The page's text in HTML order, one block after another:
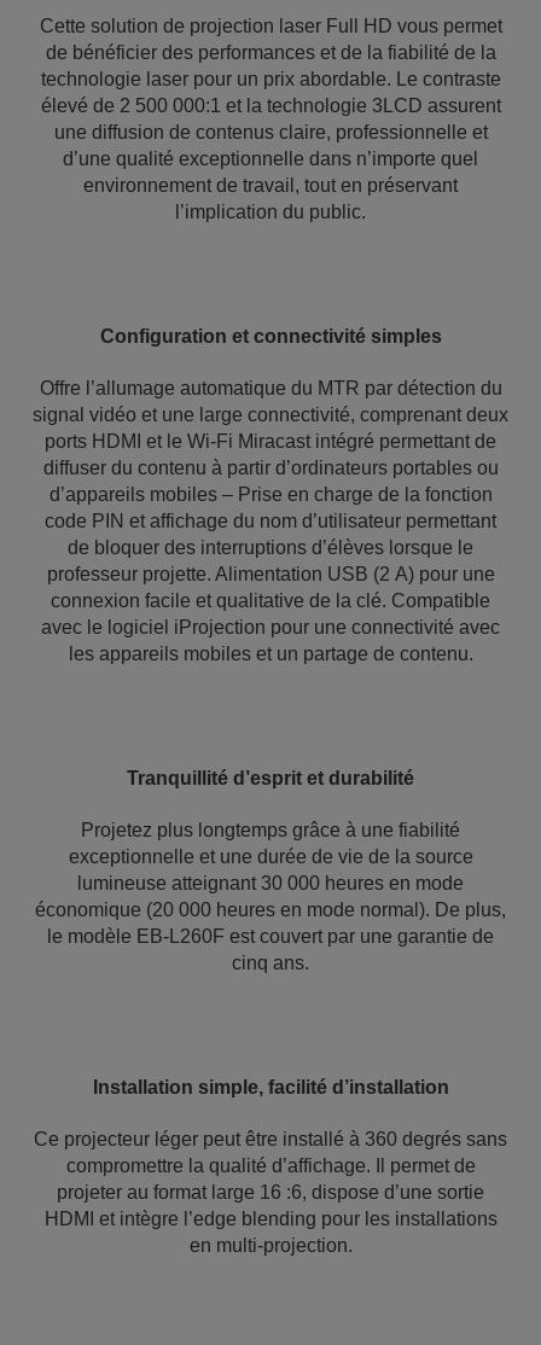
Cette solution de projection laser Full HD vous permet
de bénéficier des performances et de la fiabilité de la
technologie laser pour un prix abordable. Le contraste
élevé de 2 500 000:1 et la technologie 3LCD assurent
une diffusion de contenus claire, professionnelle et
d’une qualité exceptionnelle dans n’importe quel
environnement de travail, tout en préservant
l’implication du public.
Configuration et connectivité simples
Offre l’allumage automatique du MTR par détection du
signal vidéo et une large connectivité, comprenant deux
ports HDMI et le Wi-Fi Miracast intégré permettant de
diffuser du contenu à partir d’ordinateurs portables ou
d’appareils mobiles – Prise en charge de la fonction
code PIN et affichage du nom d’utilisateur permettant
de bloquer des interruptions d’élèves lorsque le
professeur projette. Alimentation USB (2 A) pour une
connexion facile et qualitative de la clé. Compatible
avec le logiciel iProjection pour une connectivité avec
les appareils mobiles et un partage de contenu.
Tranquillité d’esprit et durabilité
Projetez plus longtemps grâce à une fiabilité
exceptionnelle et une durée de vie de la source
lumineuse atteignant 30 000 heures en mode
économique (20 000 heures en mode normal). De plus,
le modèle EB-L260F est couvert par une garantie de
cinq ans.
Installation simple, facilité d’installation
Ce projecteur léger peut être installé à 360 degrés sans
compromettre la qualité d’affichage. Il permet de
projeter au format large 16 :6, dispose d’une sortie
HDMI et intègre l’edge blending pour les installations
en multi-projection.